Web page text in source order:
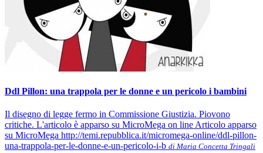
Ddl Pillon: una trappola per le donne e un pericolo i bambini
Il disegno di legge fermo in Commissione Giustizia. Piovono
critiche. L'articolo è apparso su MicroMega on line Articolo apparso
su MicroMega http://temi.repubblica.it/micromega-online/ddl-pillon-
una-trappola-per-le-donne-e-un-pericolo-i-b di Maria Concetta Tringali